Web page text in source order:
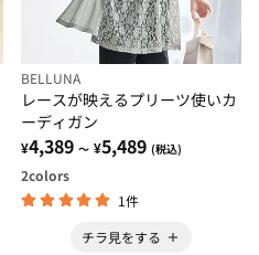
BELLUNA
レースが映えるプリーツ使いカ
ーディガン
¥4,389 ～ ¥5,489 (税込)
2colors
1件
チラ見をする